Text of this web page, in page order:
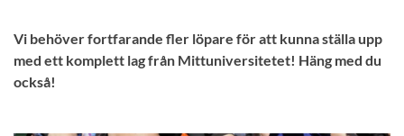
Vi behöver fortfarande fler löpare för att kunna ställa upp
med ett komplett lag från Mittuniversitetet! Häng med du
också!